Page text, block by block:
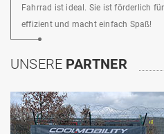
Fahrrad ist ideal. Sie ist förderlich
effizient und macht einfach Spaß!
UNSERE PARTNER